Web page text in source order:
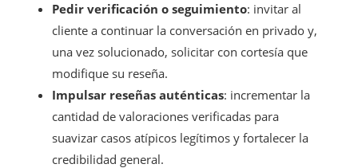
Pedir verificación o seguimiento: invitar al
cliente a continuar la conversación en privado y,
una vez solucionado, solicitar con cortesía que
modifique su reseña.
Impulsar reseñas auténticas: incrementar la
cantidad de valoraciones verificadas para
suavizar casos atípicos legítimos y fortalecer la
credibilidad general.